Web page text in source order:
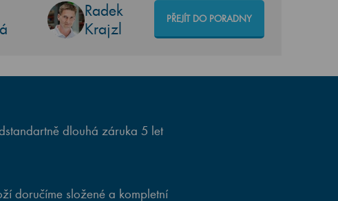
Radek
Krajzl
PŘEJÍT DO PORADNY
dlouhá záruka 5 let
doručíme složené a kompletní